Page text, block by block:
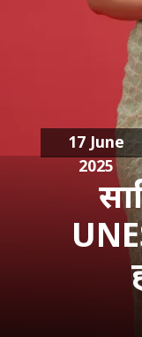
17 June
2025